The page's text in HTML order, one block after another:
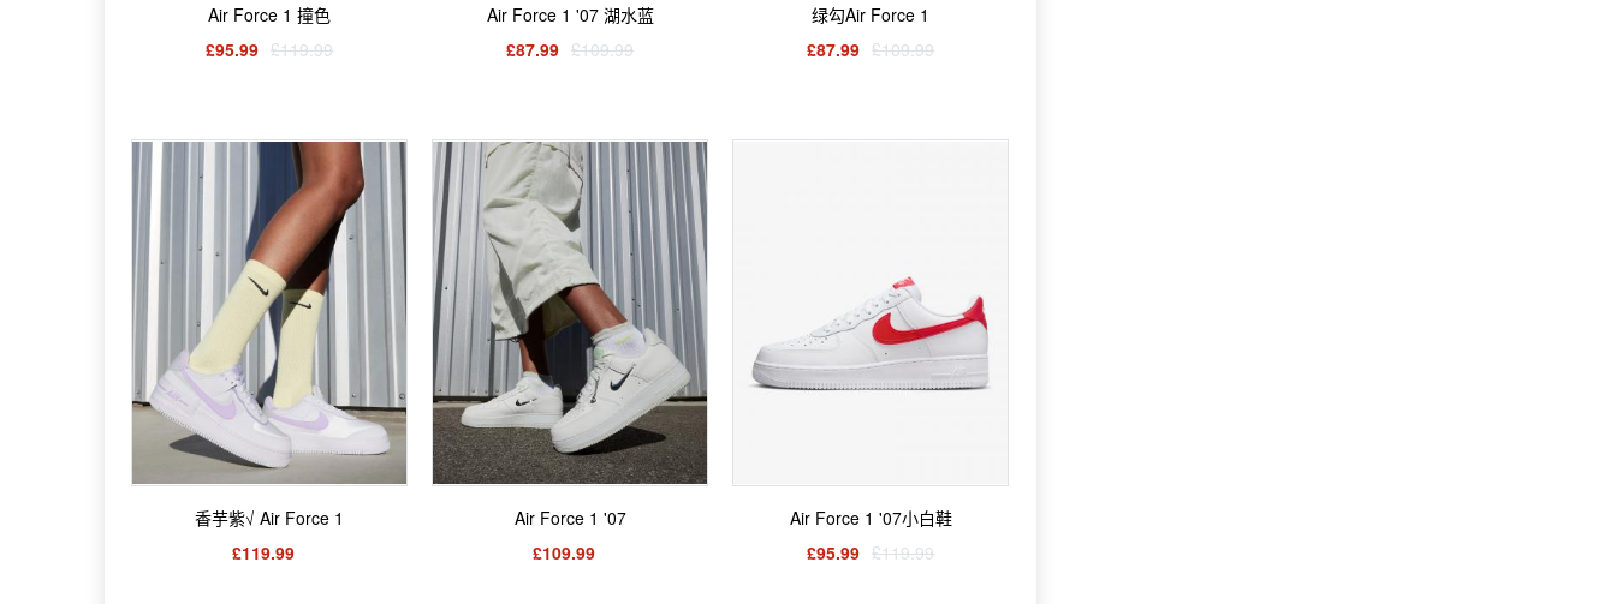
Air Force 1 撞色
£95.99 £119.99
Air Force 1 '07 湖水蓝
£87.99 £109.99
绿勾Air Force 1
£87.99 £109.99
香芋紫√ Air Force 1
£119.99
Air Force 1 '07
£109.99
Air Force 1 '07小白鞋
£95.99 £119.99